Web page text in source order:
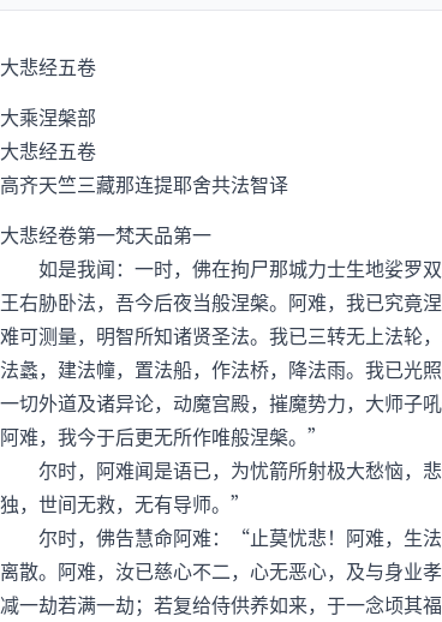
大悲经五卷
大乘涅槃部
大悲经五卷
高齐天竺三藏那连提耶舍共法智译
大悲经卷第一梵天品第一
如是我闻：一时，佛在拘尸那城力士生地娑罗
王右胁卧法，吾今后夜当般涅槃。阿难，我已究竟
难可测量，明智所知诸贤圣法。我已三转无上法轮
法蠡，建法幢，置法船，作法桥，降法雨。我已光
一切外道及诸异论，动魔宫殿，摧魔势力，大师子
阿难，我今于后更无所作唯般涅槃。”
尔时，阿难闻是语已，为忧箭所射极大愁恼，
独，世间无救，无有导师。”
尔时，佛告慧命阿难：“止莫忧悲！阿难，生法
离散。阿难，汝已慈心不二，心无恶心，及与身业
减一劫若满一劫；若复给侍供养如来，于一念顷其